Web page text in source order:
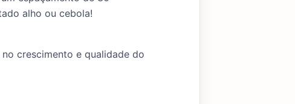
alho ou cebola!
crescimento e qualidade do